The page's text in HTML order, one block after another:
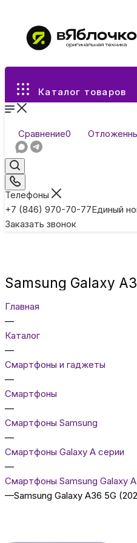
Каталог товаров
Сравнение0
Телефоны
+7 (846) 970-70-77Единый
Заказать звонок
Все разделы каталога
Samsung Galaxy
Главная
—
Каталог
—
Смартфоны и гаджеты
—
Смартфоны
—
Смартфоны Samsung
—
Смартфоны Galaxy A серии
—
Смартфоны Samsung Galaxy
—Samsung Galaxy A36 5G